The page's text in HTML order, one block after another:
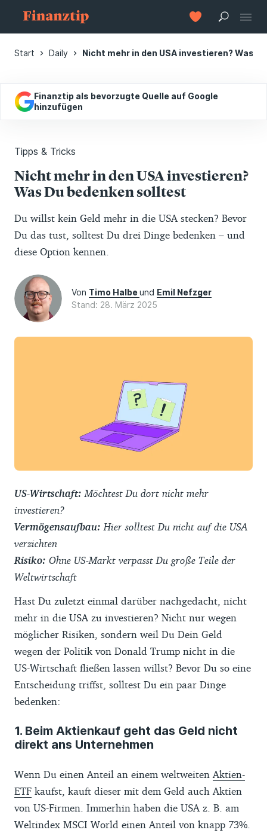
Start Daily Nicht mehr in den USA investieren? Was
Finanztip als bevorzugte Quelle auf Google
hinzufügen
Tipps & Tricks
Nicht mehr in den USA investieren?
Was Du bedenken solltest
Du willst kein Geld mehr in die USA stecken? Bevor
Du das tust, solltest Du drei Dinge bedenken – und
diese Option kennen.
Von Timo Halbeund Emil Nefzger
Stand: 28. März 2025
US-Wirtschaft: Möchtest Du dort nicht mehr
investieren?
Vermögensaufbau: Hier solltest Du nicht auf die USA
verzichten
Risiko: Ohne US-Markt verpasst Du große Teile der
Weltwirtschaft
Hast Du zuletzt einmal darüber nachgedacht, nicht
mehr in die USA zu investieren? Nicht nur wegen
möglicher Risiken, sondern weil Du Dein Geld
wegen der Politik von Donald Trump nicht in die
US-Wirtschaft fließen lassen willst? Bevor Du so eine
Entscheidung triffst, solltest Du ein paar Dinge
bedenken:
1. Beim Aktienkauf geht das Geld nicht
direkt ans Unternehmen
Wenn Du einen Anteil an einem weltweitenAktien-
ETF kaufst, kauft dieser mit dem Geld auch Aktien
von US-Firmen. Immerhin haben die USA z. B. am
Weltindex MSCI World einen Anteil von knapp 73%.